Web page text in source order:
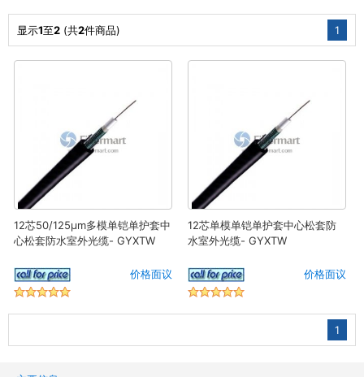
1
显示1至2 (共2件商品)
12芯50/125μm多模单铠单护套中
心松套防水室外光缆- GYXTW
价格面议
12芯单模单铠单护套中心松套防
水室外光缆- GYXTW
价格面议
1